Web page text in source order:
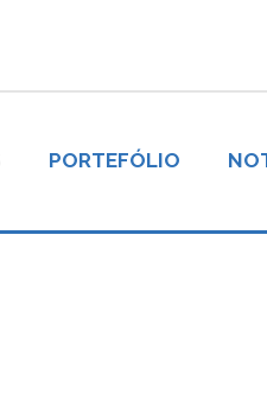
PORTEFÓLIO